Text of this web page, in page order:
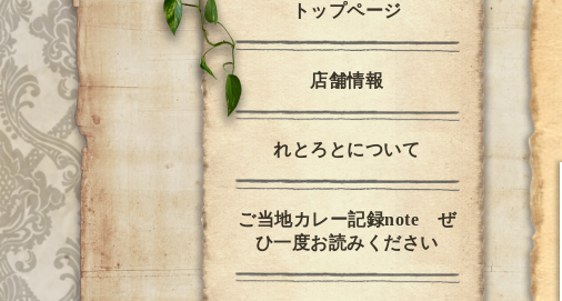
トップページ
店舗情報
れとろとについて
ご当地カレー記録note ぜ
ひ一度お読みください